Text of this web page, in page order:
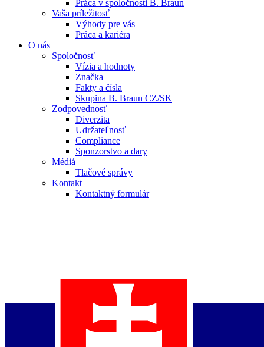
Práca v spoločnosti B. Braun
Vaša príležitosť
Výhody pre vás
Práca a kariéra
O nás
Spoločnosť
Vízia a hodnoty
Značka
Fakty a čísla
Skupina B. Braun CZ/SK
Zodpovednosť
Diverzita
Udržateľnosť
Compliance
Sponzorstvo a dary
Médiá
Tlačové správy
Kontakt
Kontaktný formulár